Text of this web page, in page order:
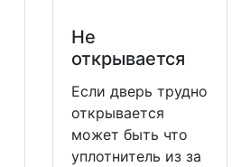
Не
открывается
Если дверь трудно
открывается
может быть что
уплотнитель из за